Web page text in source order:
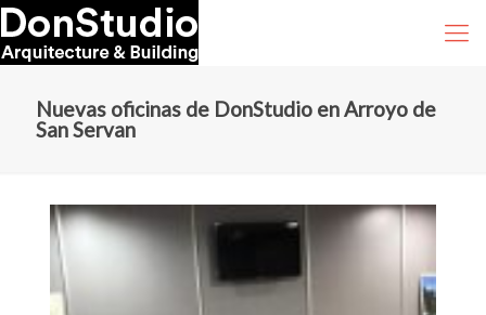
Nuevas oficinas de DonStudio en Arroyo de
San Servan